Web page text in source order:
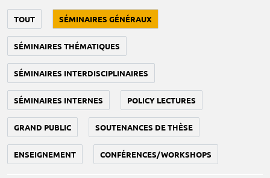
TOUT SÉMINAIRES GÉNÉRAUX
SÉMINAIRES THÉMATIQUES
SÉMINAIRES INTERDISCIPLINAIRES
SÉMINAIRES INTERNES POLICY LECTURES
GRAND PUBLIC SOUTENANCES DE THÈSE
ENSEIGNEMENT CONFÉRENCES/WORKSHOPS